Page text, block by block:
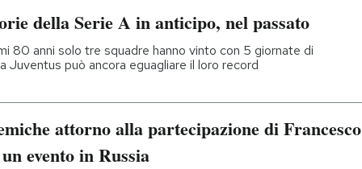
della Serie A in anticipo, nel passato
80 anni solo tre squadre hanno vinto con 5 giornate di
Juventus può ancora eguagliare il loro record
attorno alla partecipazione di Francesco
evento in Russia